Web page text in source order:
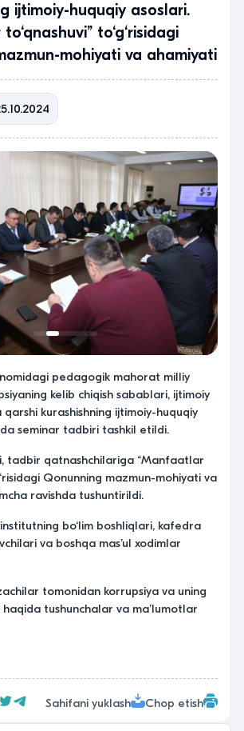
ijtimoiy-huquqiy asoslari.
to‘g‘risidagi
mohiyati va ahamiyati
pedagogik mahorat milliy
kelib chiqish sabablari, ijtimoiy
kurashishning ijtimoiy-huquqiy
seminar tadbiri tashkil etildi.
tadbir qatnashchilariga “Manfaatlar
Qonunning mazmun-mohiyati va
ravishda tushuntirildi.
bo‘lim boshliqlari, kafedra
va boshqa mas’ul xodimlar
tomonidan korrupsiya va uning
tushunchalar va ma’lumotlar
Sahifani yuklash Chop etish